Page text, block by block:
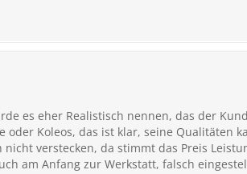
es eher Realistisch nennen, das der
Koleos, das ist klar, seine Qualitäten
verstecken, da stimmt das Preis
am Anfang zur Werkstatt, falsch